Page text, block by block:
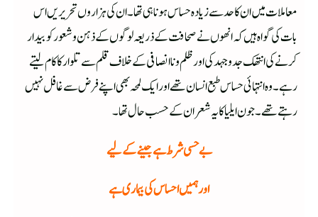
معاملات میں ان کا حد سے زیادہ حساس ہونا ہی تھا۔ ان کی ہزاروں تحریریں اس
بات کی گواہ ہیں کہ انھوں نے صحافت کے ذریعہ لوگوں کے ذہن وشعور کو بیدار
کرنے کی انتھک جدوجہد کی اور ظلم و ناانصافی کے خلاف قلم سے تلوار کا کام لیتے
رہے۔وہ انتہائی حساس طبع انسان تھے اور ایک لمحہ بھی اپنے فرض سے غافل نہیں
رہتے تھے۔جون ایلیا کا یہ شعر ان کے حسب حال تھا۔
بے حسی شرط ہے جینے کے لیے
اور ہمیں احساس کی بیماری ہے